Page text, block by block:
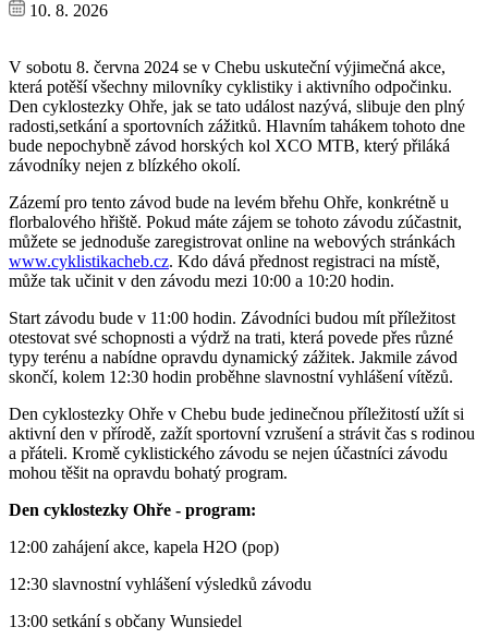
10. 8. 2026
V sobotu 8. června 2024 se v Chebu uskuteční výjimečná akce,
která potěší všechny milovníky cyklistiky i aktivního odpočinku.
Den cyklostezky Ohře, jak se tato událost nazývá, slibuje den plný
radosti,setkání a sportovních zážitků. Hlavním tahákem tohoto dne
bude nepochybně závod horských kol XCO MTB, který přiláká
závodníky nejen z blízkého okolí.
Zázemí pro tento závod bude na levém břehu Ohře, konkrétně u
florbalového hřiště. Pokud máte zájem se tohoto závodu zúčastnit,
můžete se jednoduše zaregistrovat online na webových stránkách
www.cyklistikacheb.cz. Kdo dává přednost registraci na místě,
může tak učinit v den závodu mezi 10:00 a 10:20 hodin.
Start závodu bude v 11:00 hodin. Závodníci budou mít příležitost
otestovat své schopnosti a výdrž na trati, která povede přes různé
typy terénu a nabídne opravdu dynamický zážitek. Jakmile závod
skončí, kolem 12:30 hodin proběhne slavnostní vyhlášení vítězů.
Den cyklostezky Ohře v Chebu bude jedinečnou příležitostí užít si
aktivní den v přírodě, zažít sportovní vzrušení a strávit čas s rodinou
a přáteli. Kromě cyklistického závodu se nejen účastníci závodu
mohou těšit na opravdu bohatý program.
Den cyklostezky Ohře - program:
12:00 zahájení akce, kapela H2O (pop)
12:30 slavnostní vyhlášení výsledků závodu
13:00 setkání s občany Wunsiedel